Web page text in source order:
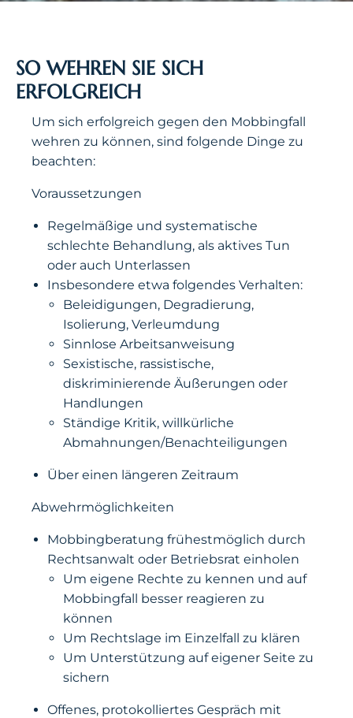
SO WEHREN SIE SICH
ERFOLGREICH
Um sich erfolgreich gegen den Mobbingfall
wehren zu können, sind folgende Dinge zu
beachten:
Voraussetzungen
Regelmäßige und systematische
schlechte Behandlung, als aktives Tun
oder auch Unterlassen
Insbesondere etwa folgendes Verhalten:
Beleidigungen, Degradierung,
Isolierung, Verleumdung
Sinnlose Arbeitsanweisung
Sexistische, rassistische,
diskriminierende Äußerungen oder
Handlungen
Ständige Kritik, willkürliche
Abmahnungen/Benachteiligungen
Über einen längeren Zeitraum
Abwehrmöglichkeiten
Mobbingberatung frühestmöglich durch
Rechtsanwalt oder Betriebsrat einholen
Um eigene Rechte zu kennen und auf
Mobbingfall besser reagieren zu
können
Um Rechtslage im Einzelfall zu klären
Um Unterstützung auf eigener Seite zu
sichern
Offenes, protokolliertes Gespräch mit